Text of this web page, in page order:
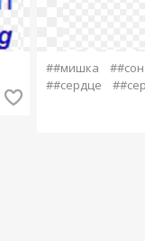
##мишка
##сон
##сердце